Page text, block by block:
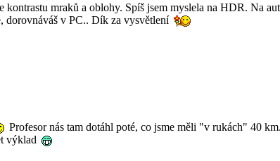
kontrastu mraků a oblohy. Spíš jsem myslela na HDR. Na
dorovnáváš v PC.. Dík za vysvětlení
Profesor nás tam dotáhl poté, co jsme měli "v rukách" 40
výklad